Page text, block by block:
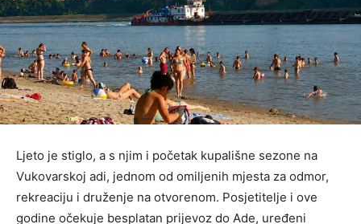
Ljeto je stiglo, a s njim i početak kupališne sezone na
Vukovarskoj adi, jednom od omiljenih mjesta za odmor,
rekreaciju i druženje na otvorenom. Posjetitelje i ove
godine očekuje besplatan prijevoz do Ade, uređeni